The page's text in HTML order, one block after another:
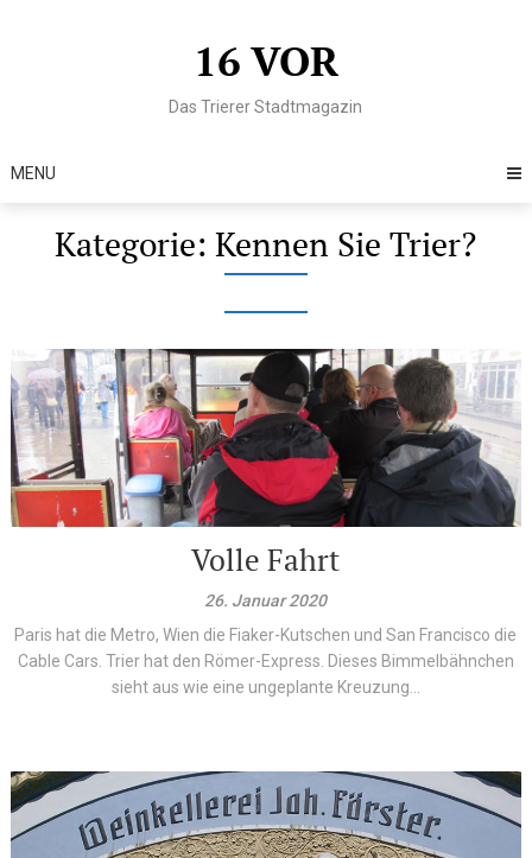
16 VOR
Das Trierer Stadtmagazin
MENU
Kategorie:Kennen Sie Trier?
Volle Fahrt
26. Januar 2020
Paris hat die Metro, Wien die Fiaker-Kutschen und San Francisco die
Cable Cars. Trier hat den Römer-Express. Dieses Bimmelbähnchen
sieht aus wie eine ungeplante Kreuzung...